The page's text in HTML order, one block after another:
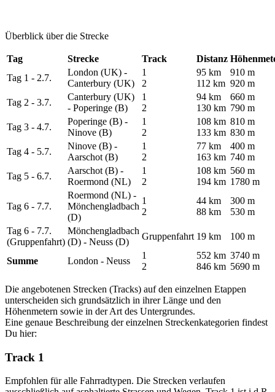
Überblick über die Strecke
Tag Strecke Track Distanz
Tag 1 - 2.7.
London (UK) -
Canterbury (UK)
1
2
95 km
112 km
910 m
920 m
Tag 2 - 3.7.
Canterbury (UK)
- Poperinge (B)
1
2
94 km
130 km
660 m
790 m
Tag 3 - 4.7.
Poperinge (B) -
Ninove (B)
1
2
108 km
133 km
810 m
830 m
Tag 4 - 5.7.
Ninove (B) -
Aarschot (B)
1
2
77 km
163 km
400 m
740 m
Tag 5 - 6.7.
Aarschot (B) -
Roermond (NL)
1
2
108 km
194 km
560 m
1780 m
Tag 6 - 7.7.
Roermond (NL) -
Mönchengladbach
(D)
1
2
44 km
88 km
300 m
530 m
Tag 6 - 7.7.
(Gruppenfahrt)
Mönchengladbach
(D) - Neuss (D)
Gruppenfahrt 19 km 100 m
Summe London - Neuss
1
2
552 km
846 km
3740 m
5690 m
Die angebotenen Strecken (Tracks) auf den einzelnen Etappen
unterscheiden sich grundsätzlich in ihrer Länge und den
Höhenmetern sowie in der Art des Untergrundes.
Eine genaue Beschreibung der einzelnen Streckenkategorien findest
Du hier:
Track 1
Empfohlen für alle Fahrradtypen. Die Strecken verlaufen